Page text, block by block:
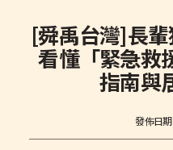
[舜禹台灣]長
看懂「緊急救
指南與
發佈日期